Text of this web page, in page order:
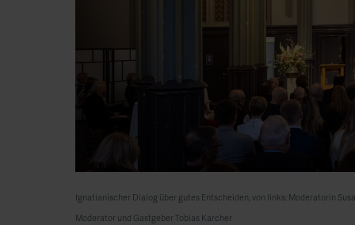
Ignatianischer Dialog über gutes Entscheiden, von links: Moderatorin
Moderator und Gastgeber Tobias Karcher